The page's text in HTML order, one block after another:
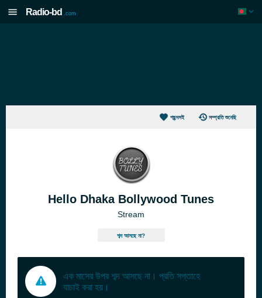
Radio-bd .com
পছন্দসই সম্প্রতি শুনেছি
Hello Dhaka Bollywood Tunes
Stream
শব্দ আসছে না?
এক মাসের উপর শব্দ আসছে না। প্রতি সপ্তাহে
যাচাই করা হয়।